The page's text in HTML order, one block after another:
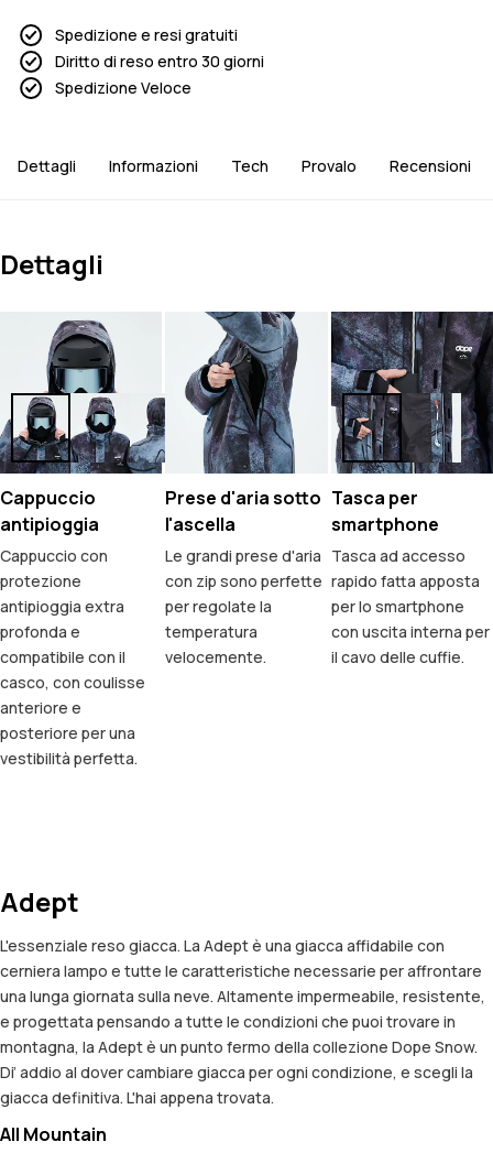
Spedizione e resi gratuiti
Diritto di reso entro 30 giorni
Spedizione Veloce
Dettagli Informazioni Tech Provalo Recensioni
Dettagli
Cappuccio
antipioggia
Cappuccio con
protezione
antipioggia extra
profonda e
compatibile con il
casco, con coulisse
anteriore e
posteriore per una
vestibilità perfetta.
Prese d'aria sotto
l'ascella
Le grandi prese d'aria
con zip sono perfette
per regolate la
temperatura
velocemente.
Tasca per
smartphone
Tasca ad accesso
rapido fatta apposta
per lo smartphone
con uscita interna per
il cavo delle cuffie.
Adept
L'essenziale reso giacca. La Adept è una giacca affidabile con
cerniera lampo e tutte le caratteristiche necessarie per affrontare
una lunga giornata sulla neve. Altamente impermeabile, resistente,
e progettata pensando a tutte le condizioni che puoi trovare in
montagna, la Adept è un punto fermo della collezione Dope Snow.
Di’ addio al dover cambiare giacca per ogni condizione, e scegli la
giacca definitiva. L'hai appena trovata.
All Mountain